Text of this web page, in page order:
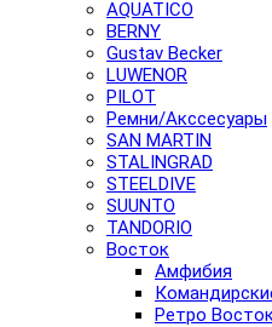
AQUATICO
BERNY
Gustav Becker
LUWENOR
PILOT
Pемни/Акссесуары
SAN MARTIN
STALINGRAD
STEELDIVE
SUUNTO
TANDORIO
Восток
Амфибия
Ретро